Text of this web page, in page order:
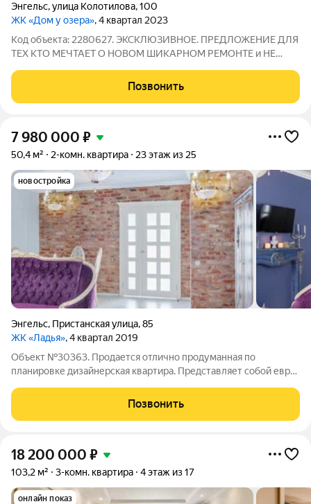
Энгельс,улица Колотилова,100
ЖК «Дом у озера», 4 квартал 2023
Код объекта: 2280627. ЭКСКЛЮЗИВНОЕ. ПРЕДЛОЖЕНИЕ ДЛЯ
ТЕХ КТО МЕЧТАЕТ О НОВОМ ШИКАРНОМ РЕМОНТЕ и НЕ
вниманию шикарную 3-х комнатную квартиру площадью 81,7 м
в новом кирпичном доме ЖК "Дом у озера" 2023 года
Позвонить
7 980 000 ₽
50,4 м² 2-комн. квартира 23 этаж из 25
новостройка
Энгельс, Пристанская улица,85
ЖК «Ладья», 4 квартал 2019
Объект №30363. Продается отлично продуманная по
планировке дизайнерская квартира. Представляет собой евро-
спальни + столовая-гостиная. Квартира находится на 23 этаже
в 25 этажном доме на первой
Позвонить
18 200 000 ₽
103,2 м² 3-комн. квартира 4 этаж из 17
онлайн показ